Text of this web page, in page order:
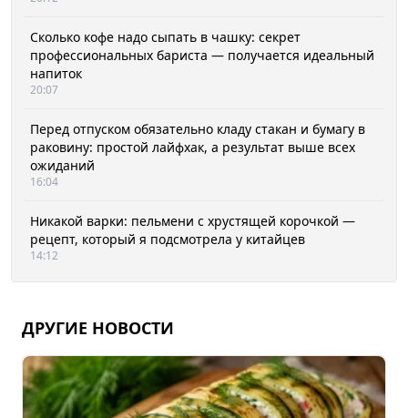
Сколько кофе надо сыпать в чашку: секрет
профессиональных бариста — получается идеальный
напиток
20:07
Перед отпуском обязательно кладу стакан и бумагу в
раковину: простой лайфхак, а результат выше всех
ожиданий
16:04
Никакой варки: пельмени с хрустящей корочкой —
рецепт, который я подсмотрела у китайцев
14:12
ДРУГИЕ НОВОСТИ